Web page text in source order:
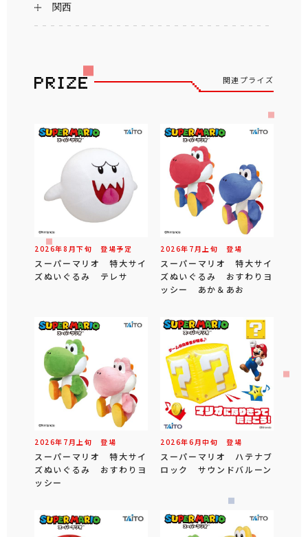
関西
関連プライズ
2026年8 月下旬 登場予定
スーパーマリオ 特大サイ
ズぬいぐるみ テレサ
2026年 7 月 上旬 登場
スーパーマリオ 特大サイ
ズぬいぐるみ おすわりヨ
ッシー あか＆あお
2026年 7 月 上旬 登場
スーパーマリオ 特大サイ
ズぬいぐるみ おすわりヨ
ッシー
2026年6 月中旬 登場
スーパーマリオ ハテナブ
ロック サウンドバルーン